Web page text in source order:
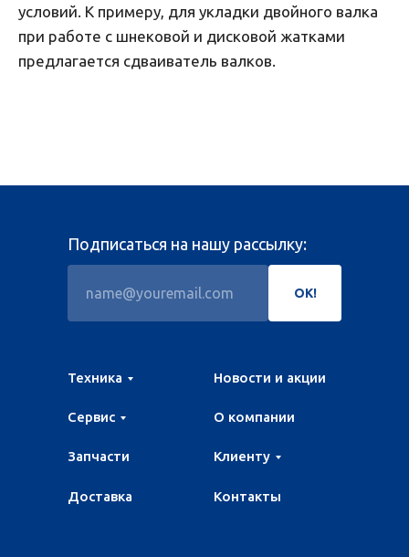
условий. К примеру, для укладки двойного валка
при работе с шнековой и дисковой жатками
предлагается сдваиватель валков.
Техника
Сервис
Запчасти
Новости и акции
Клиенту
О компании
Подписаться на нашу рассылку:
ОК!
Контакты
Доставка